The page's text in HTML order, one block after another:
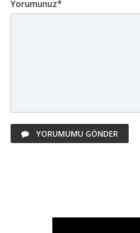
Yorumunuz*
YORUMUMU GÖNDER